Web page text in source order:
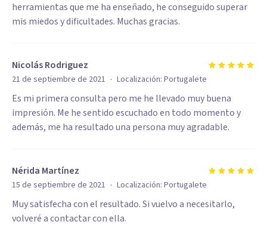
herramientas que me ha enseñado, he conseguido superar
mis miedos y dificultades. Muchas gracias.
Nicolás Rodriguez
21 de septiembre de 2021 · Localización: Portugalete
Es mi primera consulta pero me he llevado muy buena
impresión. Me he sentido escuchado en todo momento y
además, me ha resultado una persona muy agradable.
Nérida Martínez
15 de septiembre de 2021 · Localización: Portugalete
Muy satisfecha con el resultado. Si vuelvo a necesitarlo,
volveré a contactar con ella.